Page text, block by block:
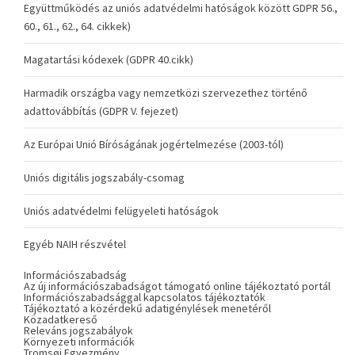
Együttműködés az uniós adatvédelmi hatóságok között GDPR 56.,
60., 61., 62., 64. cikkek)
Magatartási kódexek (GDPR 40.cikk)
Harmadik országba vagy nemzetközi szervezethez történő
adattovábbítás (GDPR V. fejezet)
Az Európai Unió Bíróságának jogértelmezése (2003-tól)
Uniós digitális jogszabály-csomag
Uniós adatvédelmi felügyeleti hatóságok
Egyéb NAIH részvétel
Információszabadság
Az új információszabadságot támogató online tájékoztató portál
Információszabadsággal kapcsolatos tájékoztatók
Tájékoztató a közérdekű adatigénylések menetéről
Közadatkereső
Releváns jogszabályok
Környezeti információk